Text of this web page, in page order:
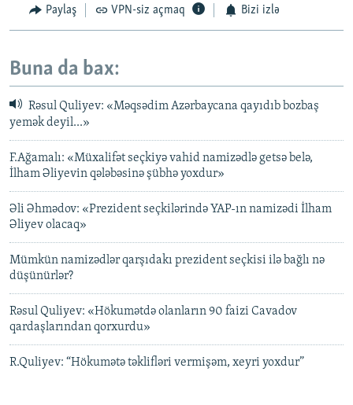
Paylaş VPN-siz açmaq Bizi izlə
Buna da bax:
Rəsul Quliyev: «Məqsədim Azərbaycana qayıdıb bozbaş
yemək deyil...»
F.Ağamalı: «Müxalifət seçkiyə vahid namizədlə getsə belə,
İlham Əliyevin qələbəsinə şübhə yoxdur»
Əli Əhmədov: «Prezident seçkilərində YAP-ın namizədi İlham
Əliyev olacaq»
Mümkün namizədlər qarşıdakı prezident seçkisi ilə bağlı nə
düşünürlər?
Rəsul Quliyev: «Hökumətdə olanların 90 faizi Cavadov
qardaşlarından qorxurdu»
R.Quliyev: “Hökumətə təklifləri vermişəm, xeyri yoxdur”